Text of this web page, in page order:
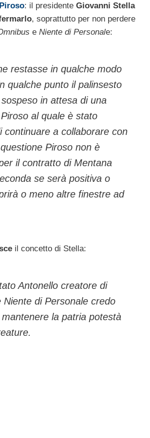
Piroso: il presidente Giovanni Stella
, soprattutto per non perdere
e Niente di Personale:
restasse in qualche modo
qualche punto il palinsesto
in attesa di una
al quale è stato
continuare a collaborare con
Piroso non è
il contratto di Mentana
se serà positiva o
o meno altre finestre ad
il concetto di Stella:
Antonello creatore di
Niente di Personale credo
la patria potestà